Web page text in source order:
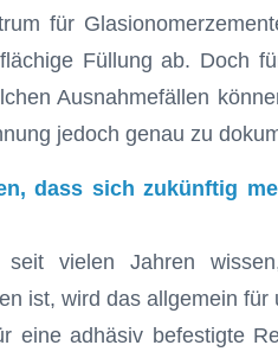
für
Füllung ab. Doch
Ausnahmefällen
jedoch genau zu
dass sich zukünftig
vielen Jahren
ist, wird das allgemein
eine adhäsiv befestigte